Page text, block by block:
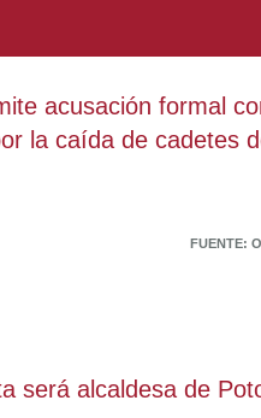
acusación formal
la caída de cadetes
FUENTE:
será alcaldesa de